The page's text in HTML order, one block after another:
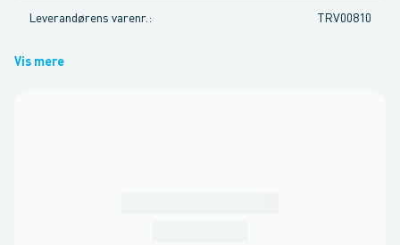
Leverandørens varenr. : TRV00810
Vis mere